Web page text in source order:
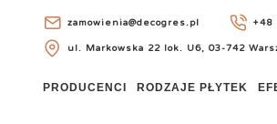
zamowienia@decogres.pl
ul. Markowska 22 lok. U6, 03-742
PRODUCENCI RODZAJE PŁYTEK